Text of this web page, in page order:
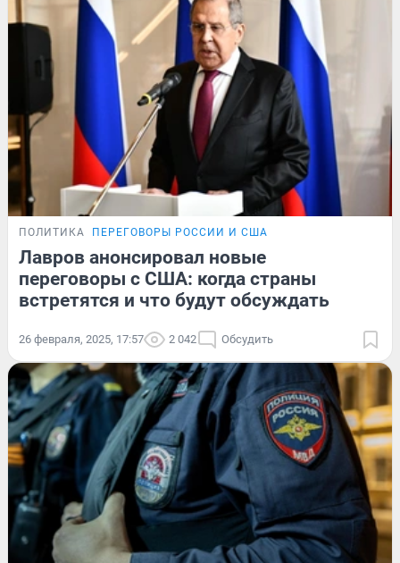
ПОЛИТИКА ПЕРЕГОВОРЫ РОССИИ И США
Лавров анонсировал новые
переговоры с США: когда страны
встретятся и что будут обсуждать
26 февраля, 2025, 17:57 2 042 Обсудить